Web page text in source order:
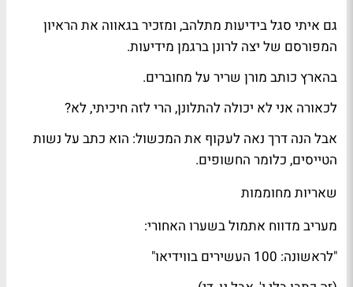
גם איתי סגלבידיעות מתלהב, ומזכיר בגאווה את הראיון
המפורסם של יצה לרונן ברגמן מידיעות.
בהארץ כותב מורן שריר על מחוברים.
לכאורה אני לא יכולה להתלונן, הרי לזה חיכיתי, לא?
אבל הנה דרך נאה לעקוף את המכשול: הוא כתב על נשות
הטייסים, כלומר החשופים.
שאריות מחוממות
מעריב מדווח אתמול בשערו האחורי:
"לראשונה: 100 העשירים בווידיאו"